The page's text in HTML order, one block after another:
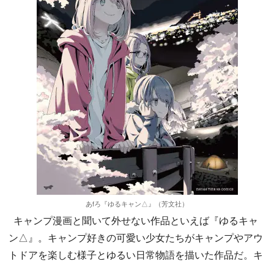
あfろ『ゆるキャン△』（芳文社）
キャンプ漫画と聞いて外せない作品といえば『ゆるキャ
ン△』。キャンプ好きの可愛い少女たちがキャンプやアウ
トドアを楽しむ様子とゆるい日常物語を描いた作品だ。キ